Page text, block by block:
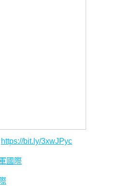
https://bit.ly/3xwJPyc
國際